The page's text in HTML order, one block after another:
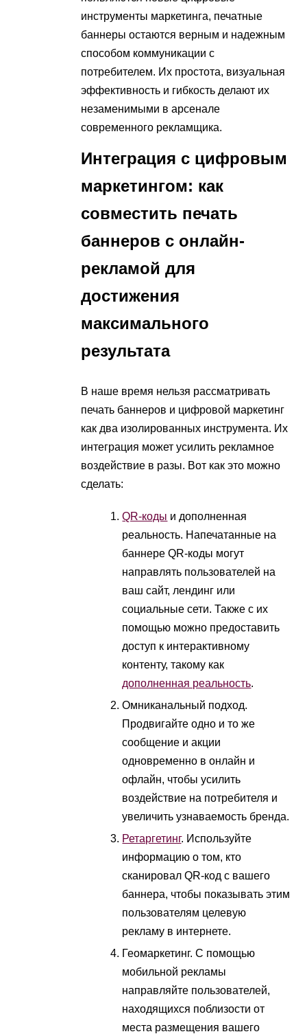
инструменты маркетинга, печатные
баннеры остаются верным и надежным
способом коммуникации с
потребителем. Их простота, визуальная
эффективность и гибкость делают их
незаменимыми в арсенале
современного рекламщика.
Интеграция с цифровым
маркетингом: как
совместить печать
баннеров с онлайн-
рекламой для
достижения
максимального
результата
В наше время нельзя рассматривать
печать баннеров и цифровой маркетинг
как два изолированных инструмента. Их
интеграция может усилить рекламное
воздействие в разы. Вот как это можно
сделать:
QR-коды и дополненная
реальность. Напечатанные на
баннере QR-коды могут
направлять пользователей на
ваш сайт, лендинг или
социальные сети. Также с их
помощью можно предоставить
доступ к интерактивному
контенту, такому как
дополненная реальность.
Омниканальный подход.
Продвигайте одно и то же
сообщение и акции
одновременно в онлайн и
офлайн, чтобы усилить
воздействие на потребителя и
увеличить узнаваемость бренда.
Ретаргетинг. Используйте
информацию о том, кто
сканировал QR-код с вашего
баннера, чтобы показывать этим
пользователям целевую
рекламу в интернете.
Геомаркетинг. С помощью
мобильной рекламы
направляйте пользователей,
находящихся поблизости от
места размещения вашего